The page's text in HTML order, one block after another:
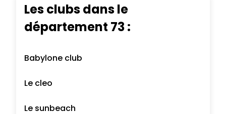
Les clubs dans le
département 73 :
Babylone club
Le cleo
Le sunbeach